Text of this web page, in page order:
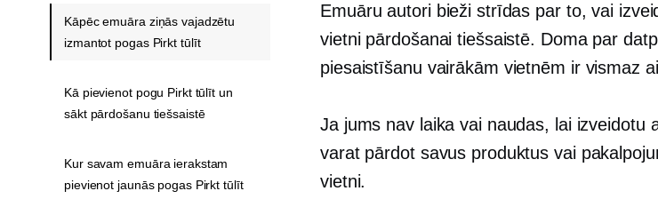
Emuāru autori bieži strīdas par to, vai
vietni pārdošanai tiešsaistē. Doma par
piesaistīšanu vairākām vietnēm ir vismaz
Ja jums nav laika vai naudas, lai izveidotu
varat pārdot savus produktus vai
vietni.
Kāpēc emuāra ziņās vajadzētu
izmantot pogas Pirkt tūlīt
Kā pievienot pogu Pirkt tūlīt un
sākt pārdošanu tiešsaistē
Kur savam emuāra ierakstam
pievienot jaunās pogas Pirkt tūlīt